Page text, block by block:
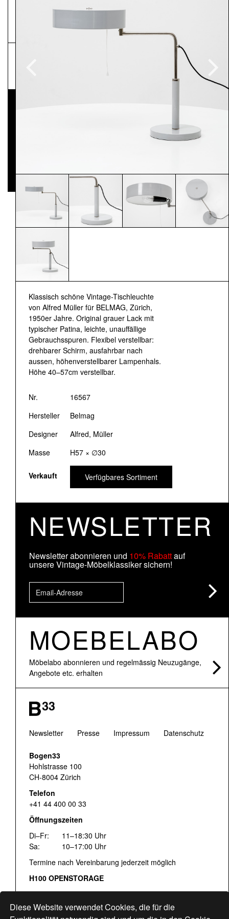
Diese Website verwendet Cookies, die für die
Klassisch schöne Vintage-Tischleuchte
von Alfred Müller für BELMAG, Zürich,
1950er Jahre. Original grauer Lack mit
typischer Patina, leichte, unauffällige
Gebrauchsspuren. Flexibel verstellbar:
drehbarer Schirm, ausfahrbar nach
aussen, höhenverstellbarer Lampenhals.
Höhe 40–57cm verstellbar.
Nr.
16567
Hersteller
Belmag
Designer
Alfred, Müller
Masse
H57 × ∅30
Verkauft Verfügbares Sortiment
NEWSLETTER
Newsletter abonnieren und 10% Rabattauf
unsere Vintage-Möbelklassiker sichern!
MOEBELABO
Möbelabo abonnieren und regelmässig Neuzugänge,
Angebote etc. erhalten
Newsletter Presse Impressum Datenschutz
Bogen33
Hohlstrasse 100
CH-8004 Zürich
Telefon
+41 44 400 00 33
Öffnungszeiten
Di–Fr:
11–18:30 Uhr
Sa:
10–17:00 Uhr
Termine nach Vereinbarung jederzeit möglich
H100 OPENSTORAGE
Fr:
16:00–18:30 Uhr
Sa: 12:00–17:00 Uhr
Hohlstrasse 122
Pressematerial